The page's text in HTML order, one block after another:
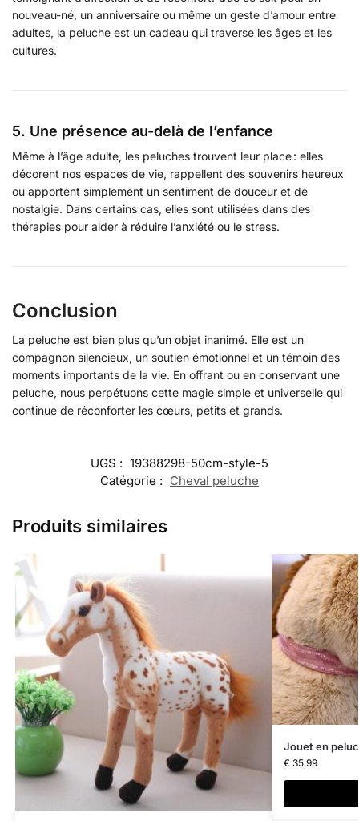
nouveau-né, un anniversaire ou même un geste d’amour entre
adultes, la peluche est un cadeau qui traverse les âges et les
cultures.
5. Une présence au-delà de l’enfance
Même à l’âge adulte, les peluches trouvent leur place : elles
décorent nos espaces de vie, rappellent des souvenirs heureux
ou apportent simplement un sentiment de douceur et de
nostalgie. Dans certains cas, elles sont utilisées dans des
thérapies pour aider à réduire l’anxiété ou le stress.
Conclusion
La peluche est bien plus qu’un objet inanimé. Elle est un
compagnon silencieux, un soutien émotionnel et un témoin des
moments importants de la vie. En offrant ou en conservant une
peluche, nous perpétuons cette magie simple et universelle qui
continue de réconforter les cœurs, petits et grands.
UGS : 19388298-50cm-style-5
Catégorie : Cheval peluche
Produits similaires
Jouet en
€35,99